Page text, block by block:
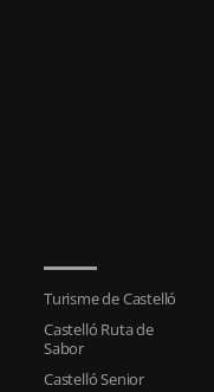
Turisme de Castelló
Castelló Ruta de
Sabor
Castelló Senior